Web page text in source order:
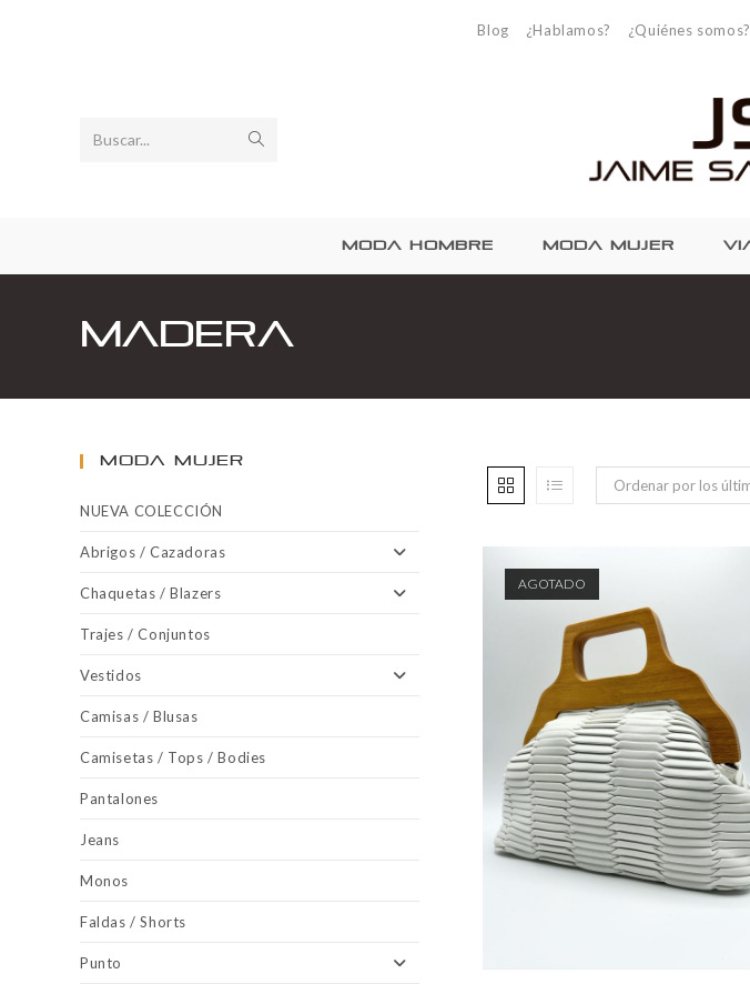
Blog ¿Hablamos? ¿Quiénes somos?
Buscar...
MODA HOMBRE MODA MUJER
Madera
Ordenar por los
AGOTADO
MODA MUJER
NUEVA COLECCIÓN
Abrigos / Cazadoras
Chaquetas / Blazers
Trajes / Conjuntos
Vestidos
Camisas / Blusas
Camisetas / Tops / Bodies
Pantalones
Jeans
Monos
Faldas / Shorts
Punto